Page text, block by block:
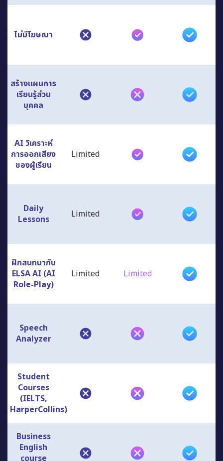
ไม่มีโฆษณา
สร้างแผนการ
เรียนรู้ส่วน
บุคคล
AI วิเคราะห์
การออกเสียง
ของผู้เรียน
Limited
Daily
Lessons
Limited
ฝึกสนทนากับ
ELSA AI (AI
Role-Play)
Limited Limited
Speech
Analyzer
Student
Courses
(IELTS,
HarperCollins)
Business
English